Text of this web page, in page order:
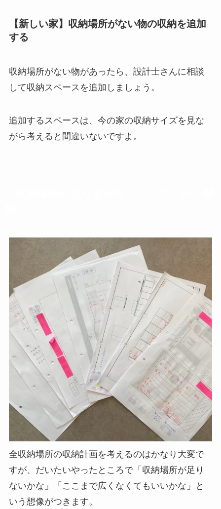
【新しい家】収納場所がない物の収納を追加
する
収納場所がない物があったら、設計士さんに相談
して収納スペースを追加しましょう。
追加するスペースは、今の家の収納サイズを見な
がら考えると間違いないですよ。
全収納場所の収納計画を考えるのはかなり大変で
すが、だいたいやったところで「収納場所が足り
ないかな」「ここまで広くなくてもいいかな」と
いう想像がつきます。